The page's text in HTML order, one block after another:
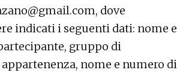
dove
indicati i seguenti dati: nome e
gruppo di
nome e numero di